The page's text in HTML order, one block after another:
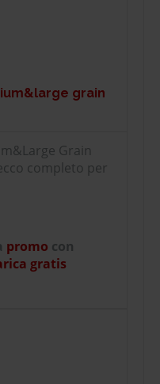
grain
Grain
completo per
promo con
gratis